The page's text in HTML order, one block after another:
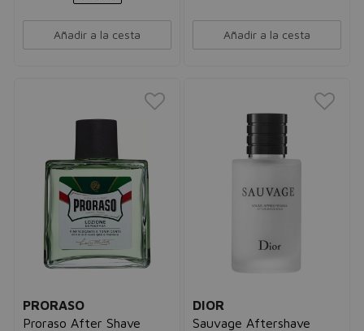
Añadir a la cesta Añadir a la cesta
PRORASO
Proraso After Shave
DIOR
Sauvage Aftershave